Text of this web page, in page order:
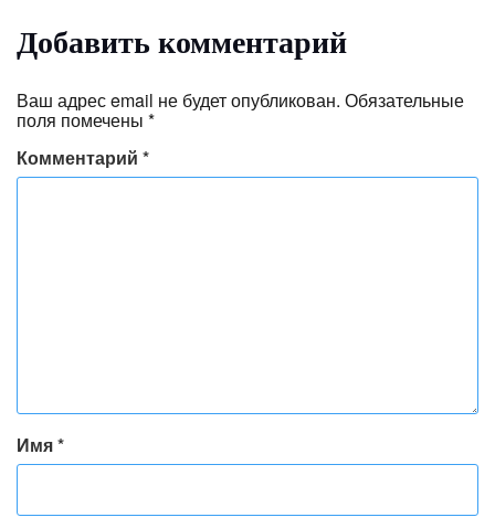
Добавить комментарий
Ваш адрес email не будет опубликован. Обязательные
поля помечены *
Комментарий *
Имя*